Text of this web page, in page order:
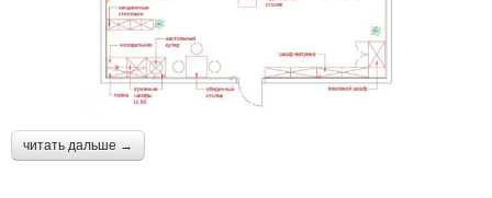
читать дальше →